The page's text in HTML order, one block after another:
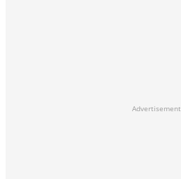
Advertisement